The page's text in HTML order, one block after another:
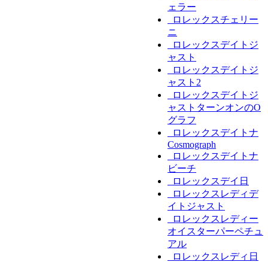
ェラー
ロレックスチェリー
ニ
ロレックスデイトジ
ャスト
ロレックスデイトジ
ャスト2
ロレックスデイトジ
ャストターンオンのO
グラフ
ロレックスデイトナ
Cosmograph
ロレックスデイトナ
ビーチ
ロレックスデイ日
ロレックスレディデ
イトジャスト
ロレックスレディー
オイスターパーペチュ
アル
ロレックスレディ日